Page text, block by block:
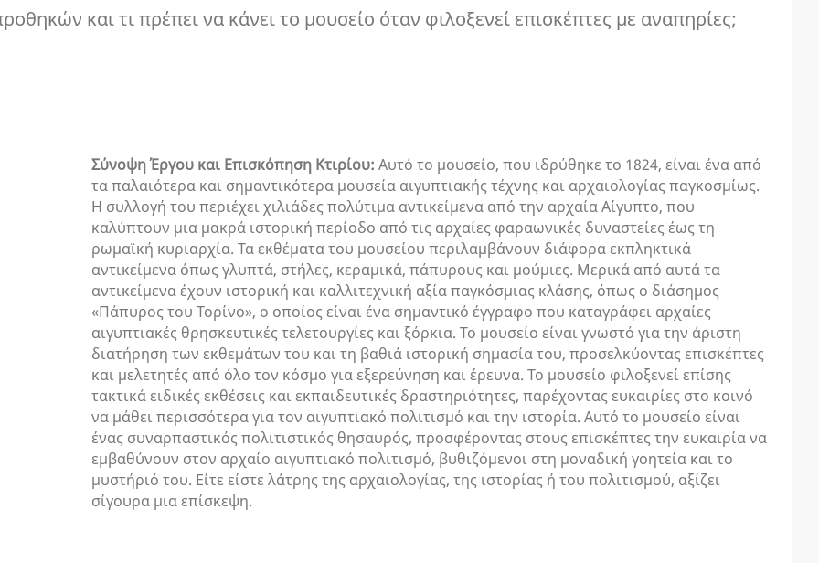
και τι πρέπει να κάνει το μουσείο όταν φιλοξενεί επισκέπτες με αναπηρίες;
Σύνοψη Έργου και Επισκόπηση Κτιρίου: Αυτό το μουσείο, που ιδρύθηκε το 1824, είναι ένα από
τα παλαιότερα και σημαντικότερα μουσεία αιγυπτιακής τέχνης και αρχαιολογίας παγκοσμίως.
Η συλλογή του περιέχει χιλιάδες πολύτιμα αντικείμενα από την αρχαία Αίγυπτο, που
καλύπτουν μια μακρά ιστορική περίοδο από τις αρχαίες φαραωνικές δυναστείες έως τη
ρωμαϊκή κυριαρχία. Τα εκθέματα του μουσείου περιλαμβάνουν διάφορα εκπληκτικά
αντικείμενα όπως γλυπτά, στήλες, κεραμικά, πάπυρους και μούμιες. Μερικά από αυτά τα
αντικείμενα έχουν ιστορική και καλλιτεχνική αξία παγκόσμιας κλάσης, όπως ο διάσημος
«Πάπυρος του Τορίνο», ο οποίος είναι ένα σημαντικό έγγραφο που καταγράφει αρχαίες
αιγυπτιακές θρησκευτικές τελετουργίες και ξόρκια. Το μουσείο είναι γνωστό για την άριστη
διατήρηση των εκθεμάτων του και τη βαθιά ιστορική σημασία του, προσελκύοντας επισκέπτες
και μελετητές από όλο τον κόσμο για εξερεύνηση και έρευνα. Το μουσείο φιλοξενεί επίσης
τακτικά ειδικές εκθέσεις και εκπαιδευτικές δραστηριότητες, παρέχοντας ευκαιρίες στο κοινό
να μάθει περισσότερα για τον αιγυπτιακό πολιτισμό και την ιστορία. Αυτό το μουσείο είναι
ένας συναρπαστικός πολιτιστικός θησαυρός, προσφέροντας στους επισκέπτες την ευκαιρία να
εμβαθύνουν στον αρχαίο αιγυπτιακό πολιτισμό, βυθιζόμενοι στη μοναδική γοητεία και το
μυστήριό του. Είτε είστε λάτρης της αρχαιολογίας, της ιστορίας ή του πολιτισμού, αξίζει
σίγουρα μια επίσκεψη.